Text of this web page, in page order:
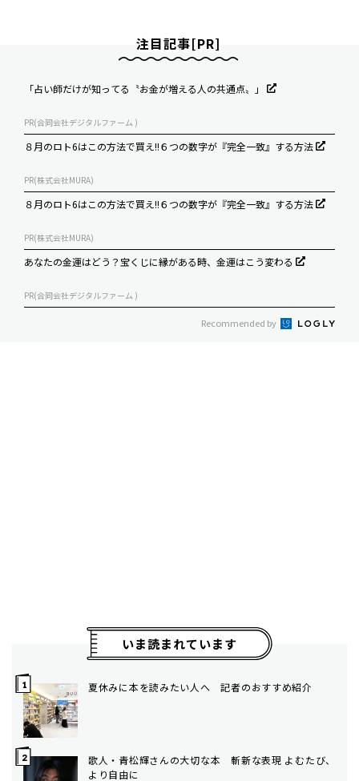
注目記事[PR]
「占い師だけが知ってる〝お金が増える人の共通点〟」
PR(合同会社デジタルファーム )
８月のロト6はこの方法で買え!!６つの数字が『完全一致』する方法
PR(株式会社MURA)
８月のロト6はこの方法で買え!!６つの数字が『完全一致』する方法
PR(株式会社MURA)
あなたの金運はどう？宝くじに縁がある時、金運はこう変わる
PR(合同会社デジタルファーム )
Recommended by
いま読まれています
夏休みに本を読みたい人へ 記者のおすすめ紹介
歌人・青松輝さんの大切な本 斬新な表現 よむたび、
より自由に